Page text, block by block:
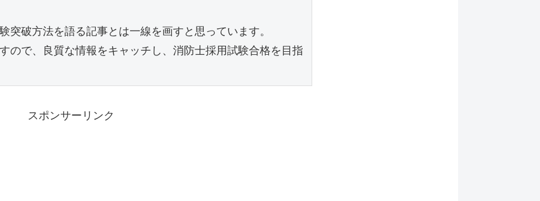
破方法を語る記事とは一線を画すと思っています。
で、良質な情報をキャッチし、消防士採用試験合格を目指
スポンサーリンク